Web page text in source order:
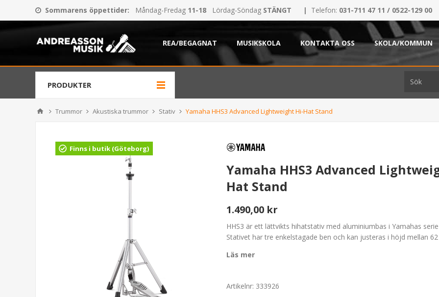
Sommarens öppettider: Måndag-Fredag 11-18 Lördag-Söndag STÄNGT | Telefon: 031-711 47 11 / 0522-129 00
REA/BEGAGNAT MUSIKSKOLA KONTAKTA OSS SKOLA/KOMMUN
PRODUKTER
Trummor Akustiska trummor Stativ Yamaha HHS3 Advanced Lightweight Hi-Hat Stand
Finns i butik (Göteborg)
Yamaha HHS3 Advanced
Hat Stand
1.490,00 kr
HHS3 är ett lättvikts hihatstativ med aluminiumbas i Yamahas
Stativet har tre enkelstagade ben och kan justeras i höjd mellan
Läs mer
Artikelnr: 333926